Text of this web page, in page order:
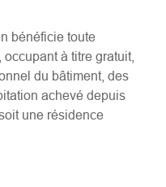
bénéficie toute
à titre gratuit,
du bâtiment, des
achevé depuis
une résidence